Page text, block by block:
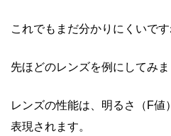
これでもまだ分かりにくいです
先ほどのレンズを例にしてみま
レンズの性能は、明るさ（ F値
表現されます。